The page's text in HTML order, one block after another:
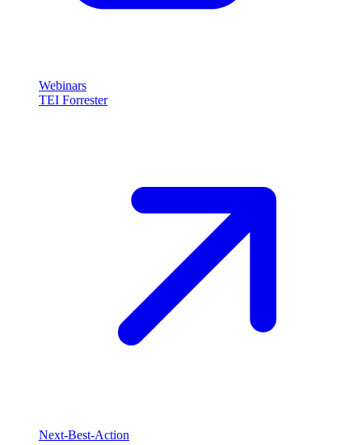
Webinars
TEI Forrester
Next-Best-Action